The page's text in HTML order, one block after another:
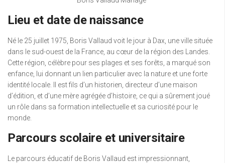
Lieu et date de naissance
Né le 25 juillet 1975, Boris Vallaud voit le jour à Dax, une ville située
dans le sud-ouest de la France, au cœur de la région des Landes.
Cette région, célèbre pour ses plages et ses forêts, a marqué son
enfance, lui donnant un lien particulier avec la nature et une forte
identité locale. Il est fils d’un historien, directeur d’une maison
d’édition, et d’une mère agrégée d’histoire, ce qui a sûrement joué
un rôle dans sa formation intellectuelle et sa curiosité pour le
monde.
Parcours scolaire et universitaire
Le parcours éducatif de Boris Vallaud est impressionnant,